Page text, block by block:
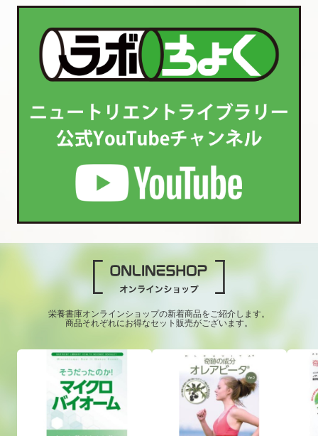
栄養書庫オンラインショップの新着商品をご紹介します。
商品それぞれにお得なセット販売がございます。